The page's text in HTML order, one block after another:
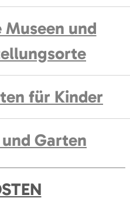
Museen und
für Kinder
und Garten